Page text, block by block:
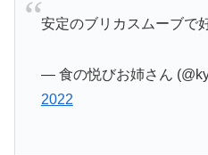
安定のブリカスムーブで
— 食の悦びお姉さん
2022